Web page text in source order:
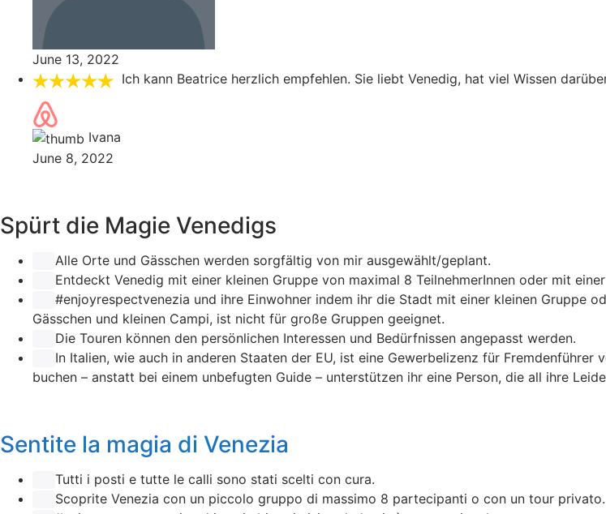
June 13, 2022
Ich kann Beatrice herzlich empfehlen. Sie liebt Venedig, hat viel Wissen
Ivana
June 8, 2022
Spürt die Magie Venedigs
Alle Orte und Gässchen werden sorgfältig von mir ausgewählt/geplant.
Entdeckt Venedig mit einer kleinen Gruppe von maximal 8 TeilnehmerInnen oder mit
#enjoyrespectvenezia und ihre Einwohner indem ihr die Stadt mit einer kleinen Gruppe
Gässchen und kleinen Campi, ist nicht für große Gruppen geeignet.
Die Touren können den persönlichen Interessen und Bedürfnissen angepasst werden.
In Italien, wie auch in anderen Staaten der EU, ist eine Gewerbelizenz für
buchen – anstatt bei einem unbefugten Guide – unterstützen ihr eine Person, die all ihre
Sentite la magia di Venezia
Tutti i posti e tutte le calli sono stati scelti con cura.
Scoprite Venezia con un piccolo gruppo di massimo 8 partecipanti o con un tour privato.